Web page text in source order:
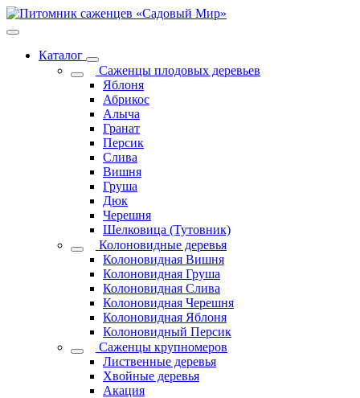
Каталог
Саженцы плодовых деревьев
Яблоня
Абрикос
Алыча
Гранат
Персик
Слива
Вишня
Груша
Дюк
Черешня
Шелковица (Тутовник)
Колоновидные деревья
Колоновидная Вишня
Колоновидная Груша
Колоновидная Слива
Колоновидная Черешня
Колоновидная Яблоня
Колоновидный Персик
Саженцы крупномеров
Лиственные деревья
Хвойные деревья
Акация